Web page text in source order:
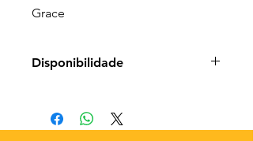
Grace
Disponibilidade
entrega entre 3 a 9 dias úteis a
depender do método escolhido